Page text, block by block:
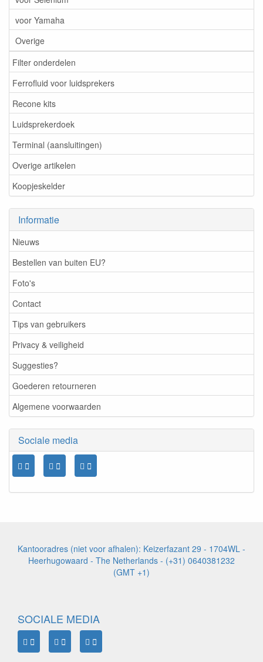
voor Yamaha
Overige
Filter onderdelen
Ferrofluid voor luidsprekers
Recone kits
Luidsprekerdoek
Terminal (aansluitingen)
Overige artikelen
Koopjeskelder
Informatie
Nieuws
Bestellen van buiten EU?
Foto's
Contact
Tips van gebruikers
Privacy & veiligheid
Suggesties?
Goederen retourneren
Algemene voorwaarden
Sociale media
Kantooradres (niet voor afhalen): Keizerfazant 29 - 1704WL -
Heerhugowaard - The Netherlands - (+31) 0640381232
(GMT +1)
SOCIALE MEDIA